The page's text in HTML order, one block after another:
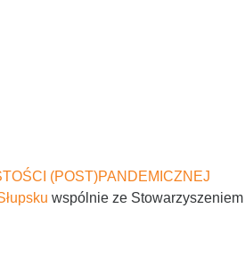
(POST)PANDEMICZNEJ
wspólnie ze Stowarzyszeniem